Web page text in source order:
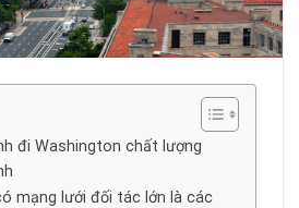
đi Washington chất lượng
mạng lưới đối tác lớn là các